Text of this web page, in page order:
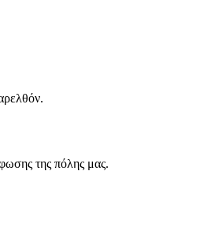
της πόλης μας.